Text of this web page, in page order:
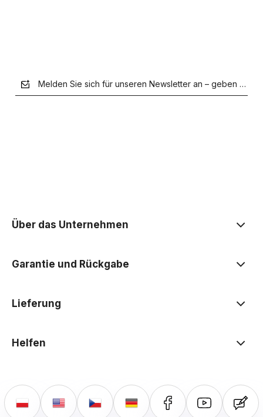
Melden Sie sich für unseren Newsletter an – geben Sie
Über das Unternehmen
Garantie und Rückgabe
Lieferung
Helfen